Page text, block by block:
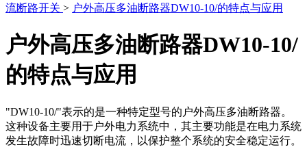
流断路开关 > 户外高压多油断路器DW10-10/的特点与应用
户外高压多油断路器DW10-10/
的特点与应用
"DW10-10/"表示的是一种特定型号的户外高压多油断路器。
这种设备主要用于户外电力系统中，其主要功能是在电力系统
发生故障时迅速切断电流，以保护整个系统的安全稳定运行。